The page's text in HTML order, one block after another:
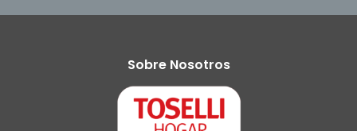
Sobre Nosotros